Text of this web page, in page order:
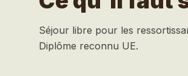
Séjour libre pour les
Diplôme reconnu UE.